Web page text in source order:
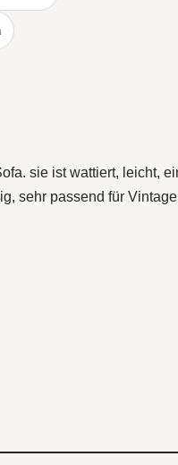
sie ist wattiert, leicht,
sehr passend für